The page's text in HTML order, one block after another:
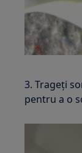
3. Trageți
pentru a o